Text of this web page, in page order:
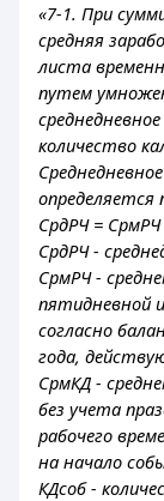
«7-1. При
средняя
листа
путем
количество
определяется
СрдРЧ =
СрдРЧ -
СрмРЧ -
пятидневной
согласно
года,
СрмКД -
без учета
рабочего
на начало
КДсоб -